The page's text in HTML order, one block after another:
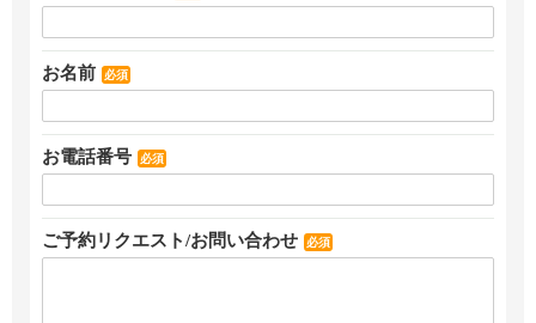
お名前 必須
お電話番号 必須
ご予約リクエスト/お問い合わせ 必須